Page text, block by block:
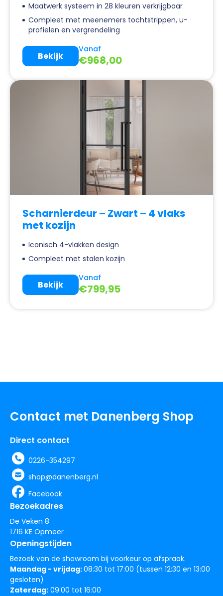
Maatwerk systeem in 28 kleuren verkrijgbaar
Compleet met meenemers tochtstrippen, u-
profielen en vergrendeling
Vanaf
€968,00
Bekijk
Scharnierdeur – Zwart – 4 vlaks
met kozijn
Iconisch 4-vlakken design
Compleet met stalen kozijn
Vanaf
€799,95
Bekijk
Contact met Danenberg Shop
Direct contact
0226-354297
shop@danenberg.nl
Facebook
Bezoekadres
De Veken 8
1716 KE Opmeer
Openingstijden
Bezoek van de showroom bij voorkeur op afspraak.
Maandag - vrijdag:08:30 tot 17:00 (tussen 12:30 en 13:00
gesloten)
Zaterdag: 09:00 tot 16:00